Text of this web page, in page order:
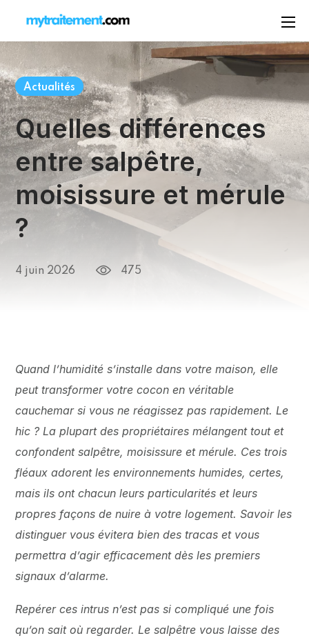
Actualités
Quelles différences
entre salpêtre,
moisissure et mérule
?
4 juin 2026 475
Quand l’humidité s’installe dans votre maison, elle
peut transformer votre cocon en véritable
cauchemar si vous ne réagissez pas rapidement. Le
hic ? La plupart des propriétaires mélangent tout et
confondent salpêtre, moisissure et mérule. Ces trois
fléaux adorent les environnements humides, certes,
mais ils ont chacun leurs particularités et leurs
propres façons de nuire à votre logement. Savoir les
distinguer vous évitera bien des tracas et vous
permettra d’agir efficacement dès les premiers
signaux d’alarme.
Repérer ces intrus n’est pas si compliqué une fois
qu’on sait où regarder. Le salpêtre vous laisse des